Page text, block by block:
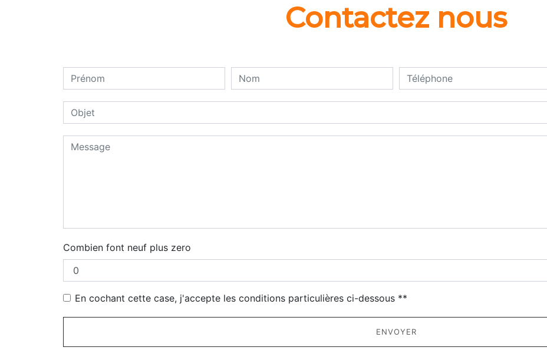
Contactez nous
Combien font neuf plus zero
En cochant cette case, j'accepte les conditions particulières ci-dessous **
ENVOYER